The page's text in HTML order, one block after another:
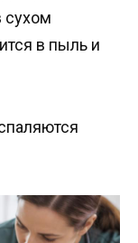
сухом
в пыль и